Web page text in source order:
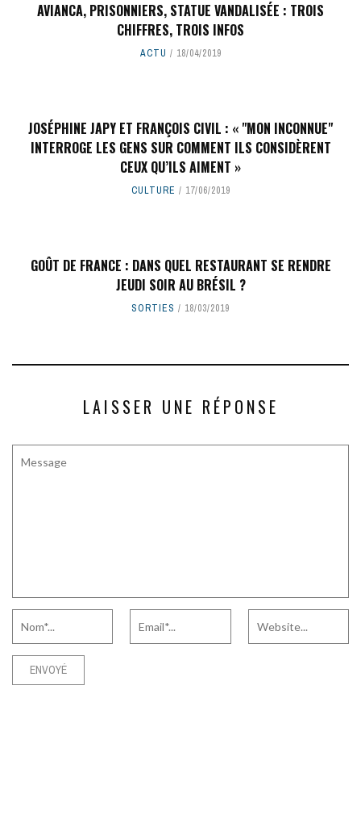
AVIANCA, PRISONNIERS, STATUE VANDALISÉE : TROIS
CHIFFRES, TROIS INFOS
ACTU 18/04/2019
JOSÉPHINE JAPY ET FRANÇOIS CIVIL : « "MON INCONNUE"
INTERROGE LES GENS SUR COMMENT ILS CONSIDÈRENT
CEUX QU’ILS AIMENT »
CULTURE 17/06/2019
GOÛT DE FRANCE : DANS QUEL RESTAURANT SE RENDRE
JEUDI SOIR AU BRÉSIL ?
SORTIES 18/03/2019
LAISSER UNE RÉPONSE